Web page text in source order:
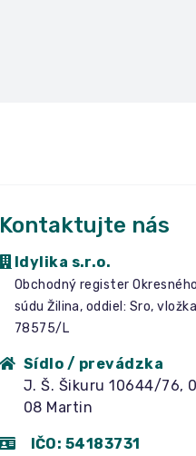
Kontaktujte nás
Idylika s.r.o.
Obchodný register Okresného
súdu Žilina, oddiel: Sro,
78575/L
Sídlo / prevádzka
J. Š. Šikuru 10644/76,
08 Martin
IČO: 54183731